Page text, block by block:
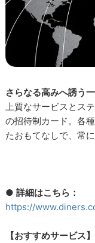
さらなる高みへ誘う一
上質なサービスとス
の招待制カード。各
たおもてなしで、常
●詳細はこちら：
https://
【おすすめサービス